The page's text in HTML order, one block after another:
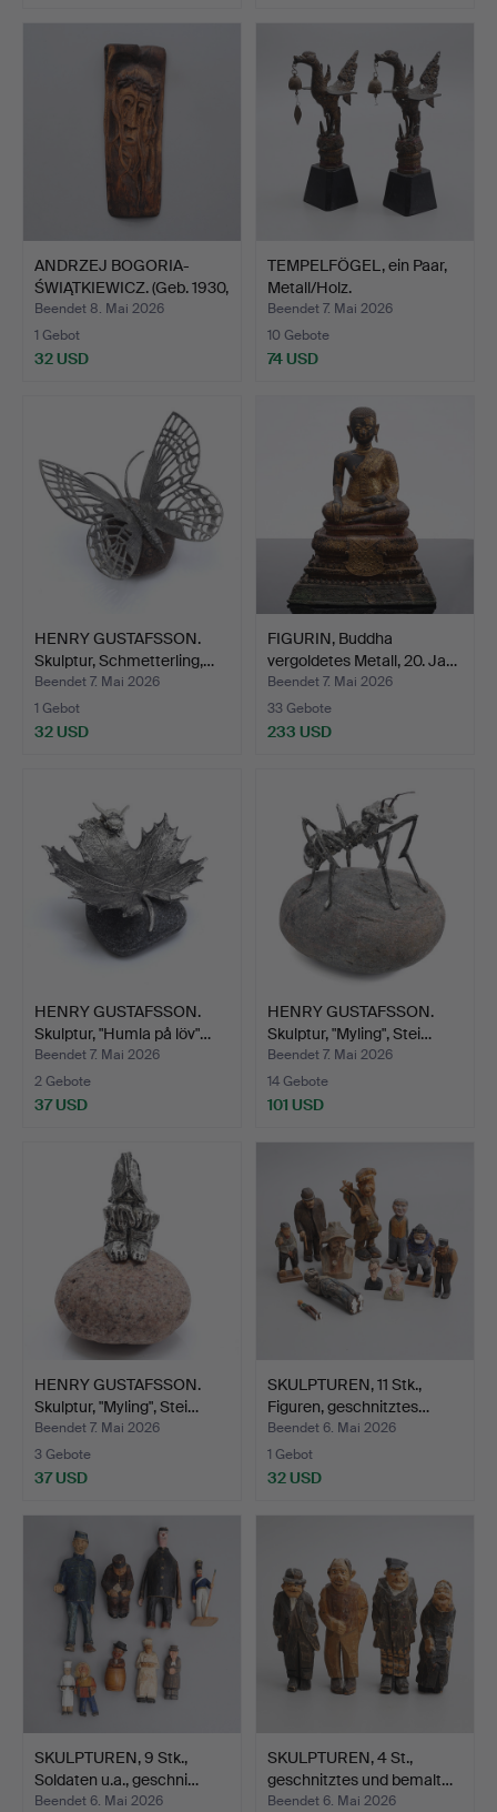
ANDRZEJ BOGORIA-
ŚWIĄTKIEWICZ. (Geb. 1930,
…
Beendet 8. Mai 2026
1 Gebot
32 USD
TEMPELFÖGEL, ein Paar,
Metall/Holz.
Beendet 7. Mai 2026
10 Gebote
74 USD
HENRY GUSTAFSSON.
Skulptur, Schmetterling,…
Beendet 7. Mai 2026
1 Gebot
32 USD
FIGURIN, Buddha
vergoldetes Metall, 20. Ja…
Beendet 7. Mai 2026
33 Gebote
233 USD
HENRY GUSTAFSSON.
Skulptur, "Humla på löv"…
Beendet 7. Mai 2026
2 Gebote
37 USD
HENRY GUSTAFSSON.
Skulptur, "Myling", Stei…
Beendet 7. Mai 2026
14 Gebote
101 USD
HENRY GUSTAFSSON.
Skulptur, "Myling", Stei…
Beendet 7. Mai 2026
3 Gebote
37 USD
SKULPTUREN, 11 Stk.,
Figuren, geschnitztes…
Beendet 6. Mai 2026
1 Gebot
32 USD
SKULPTUREN, 9 Stk.,
Soldaten u.a., geschni…
Beendet 6. Mai 2026
SKULPTUREN, 4 St.,
geschnitztes und bemalt…
Beendet 6. Mai 2026